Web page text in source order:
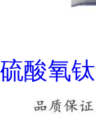
硫酸氧钛